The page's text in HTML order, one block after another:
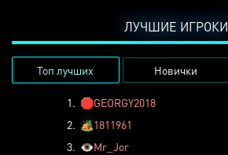
ЛУЧШИЕ ИГРОКИ
Топ лучших Новички
1. 🛑GEORGY2018
2. 🏕️1811961
3. 👁️Mr_Jor